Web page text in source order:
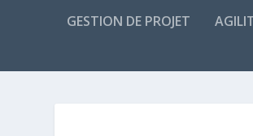
GESTION DE PROJET